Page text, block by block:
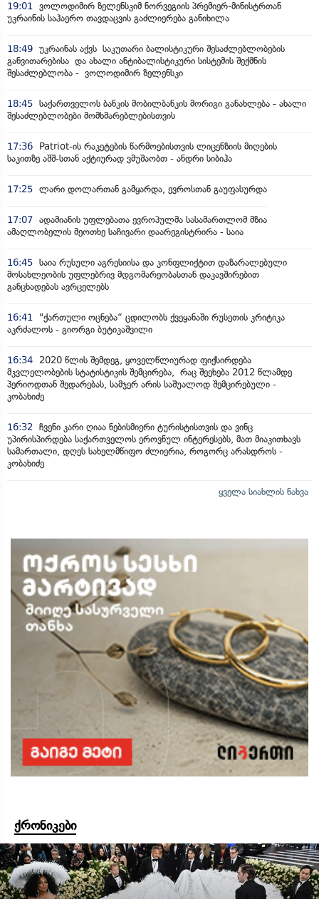
19:01
ვოლოდიმირ ზელენსკიმ ნორვეგიის პრემიერ-მინისტრთან
უკრაინის საჰაერო თავდაცვის გაძლიერება განიხილა
18:49 უკრაინას აქვს საკუთარი ბალისტიკური შესაძლებლობების
განვითარებისა და ახალი ანტიბალისტიკური სისტემის შექმნის
შესაძლებლობა - ვოლოდიმირ ზელენსკი
18:45 საქართველოს ბანკის მობილბანკის მორიგი განახლება - ახალი
შესაძლებლობები მომხმარებლებისთვის
17:36
Patriot-ის რაკეტების წარმოებისთვის ლიცენზიის მიღების
საკითზე აშშ-სთან აქტიურად ვმუშაობთ - ანდრი სიბიჰა
17:25 ლარი დოლართან გამყარდა, ევროსთან გაუფასურდა
17:07 ადამიანის უფლებათა ევროპულმა სასამართლომ მზია
ამაღლობელის მეოთხე საჩივარი დაარეგისტრირა - საია
16:45 საია რუსული აგრესიისა და კონფლიქტით დაზარალებული
მოსახლეობის უფლებრივ მდგომარეობასთან დაკავშირებით
განცხადებას ავრცელებს
16:41
"ქართული ოცნება“ ცდილობს ქვეყანაში რუსეთის კრიტიკა
აკრძალოს - გიორგი ბუტიკაშვილი
16:34
2020 წლის შემდეგ, ყოველწლიურად ფიქსირდება
მკვლელობების სტატისტიკის შემცირება, რაც შეეხება 2012 წლამდე
პერიოდთან შედარებას, სამჯერ არის საშუალოდ შემცირებული -
კობახიძე
16:32
ჩვენი კარი ღიაა ნებისმიერი ტურისტისთვის და ვინც
უპირისპირდება საქართველოს ეროვნულ ინტერესებს, მათ მიაკითხავს
სამართალი, დღეს სახელმწიფო ძლიერია, როგორც არასდროს -
კობახიძე
ყველა სიახლის ნახვა
ქრონიკები